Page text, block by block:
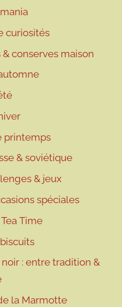
curiosités
conserves maison
printemps
& soviétique
& jeux
spéciales
Time
: entre tradition &
la Marmotte